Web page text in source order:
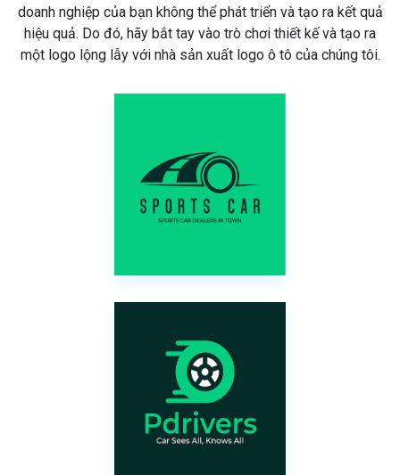
doanh nghiệp của bạn không thể phát triển và tạo ra kết quả
hiệu quả. Do đó, hãy bắt tay vào trò chơi thiết kế và tạo ra
một logo lộng lẫy với nhà sản xuất logo ô tô của chúng tôi.